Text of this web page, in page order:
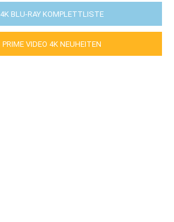
4K BLU-RAY KOMPLETTLISTE
PRIME VIDEO 4K NEUHEITEN